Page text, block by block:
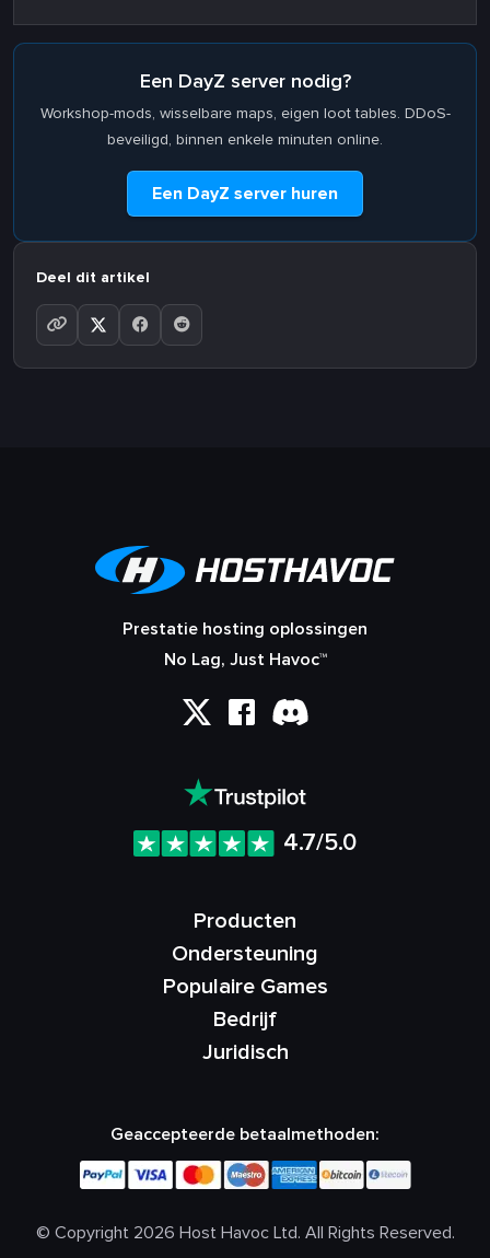
Een DayZ server nodig?
Workshop-mods, wisselbare maps, eigen loot tables. DDoS-
beveiligd, binnen enkele minuten online.
Een DayZ server huren
Deel dit artikel
Prestatie hosting oplossingen
No Lag, Just Havoc™
4.7/5.0
Producten
Ondersteuning
Populaire Games
Bedrijf
Juridisch
Geaccepteerde betaalmethoden:
© Copyright 2026 Host Havoc Ltd. All Rights Reserved.